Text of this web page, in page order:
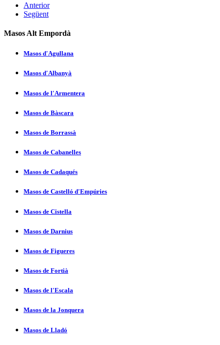
Anterior
Següent
Masos Alt Empordà
Masos d'Agullana
Masos d'Albanyà
Masos de l'Armentera
Masos de Bàscara
Masos de Borrassà
Masos de Cabanelles
Masos de Cadaqués
Masos de Castelló d'Empúries
Masos de Cistella
Masos de Darnius
Masos de Figueres
Masos de Fortià
Masos de l'Escala
Masos de la Jonquera
Masos de Lladó